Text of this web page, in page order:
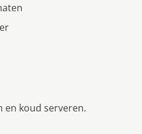
en koud serveren.